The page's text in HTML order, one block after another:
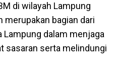
di wilayah Lampung
merupakan bagian dari
Lampung dalam menjaga
sasaran serta melindungi